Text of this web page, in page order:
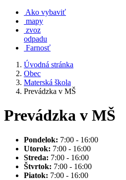
Ako vybaviť
mapy
zvoz
odpadu
Farnosť
Úvodná stránka
Obec
Materská škola
Prevádzka v MŠ
Prevádzka v MŠ
Pondelok: 7:00 - 16:00
Utorok: 7:00 - 16:00
Streda: 7:00 - 16:00
Štvrtok: 7:00 - 16:00
Piatok: 7:00 - 16:00